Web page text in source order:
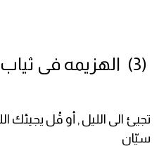
(3) الهزيمه فى ثياب عصريه !!
تجيئ الى الليل , أو قُل يجيئك
سيّان